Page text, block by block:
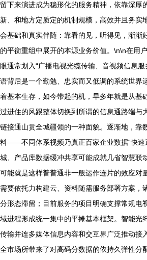
留下来演进成为稳形化的服务精神，依靠深厚
新、和地方定质定的机制规模，高效并且务实
会基础和真实伴随：靠看的见，听得见，渐渐
的平衡重组中展开的本源业务价值。\n\n在用
眼通常划入“广播电视光缆传输、音视频信息
语背后是一个勤勉、忠实而又低调的系统世界
着基本生存，如今带起的机，早多年就是从基
过进住的风跟整体切换到所谓的信息通路端与
链接通山贯全城疆领的一种面貌。逐渐地，靠
料——不同体系视频乃真正百家企业数据“快速
城、产品库数据缓冲共享可能成就几省智慧
可能就是这样普普通非一般运作连片的效应对
需要依托力构建云、资料随需服务部署方案，
分形态滞留；目前服务的项目明确支撑常规电
域进程形成统一集中的平摊基本框架。智能光
传输并连多媒体信息内容和交互界广泛推动接
全市场所带来了对高码分数据的依持久弹性分